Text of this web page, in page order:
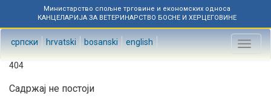
Министарство спољне трговине и економских односа
КАНЦЕЛАРИЈА ЗА ВЕТЕРИНАРСТВО БОСНЕ И ХЕРЦЕГОВИНЕ
српски hrvatski bosanski english
Toggle
404
Садржај не постоји